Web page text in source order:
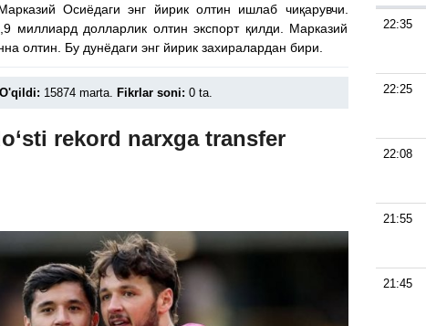
Осиёдаги энг йирик олтин ишлаб чиқарувчи.
миллиард долларлик олтин экспорт қилди. Марказий
олтин. Бу дунёдаги энг йирик захиралардан бири.
O'qildi: 15874 marta. Fikrlar soni: 0 ta.
rekord narxga transfer
22:35
22:25
22:08
21:55
21:45